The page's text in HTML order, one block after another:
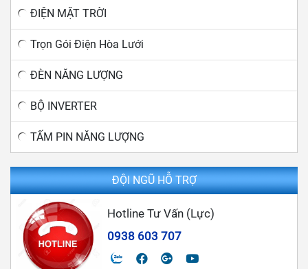
ĐIỆN MẶT TRỜI
Trọn Gói Điện Hòa Lưới
ĐÈN NĂNG LƯỢNG
BỘ INVERTER
TẤM PIN NĂNG LƯỢNG
ĐỘI NGŨ HỖ TRỢ
Hotline Tư Vấn (Lực)
0938 603 707